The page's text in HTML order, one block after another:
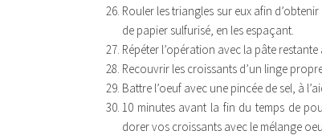
Rouler les triangles sur eux afin
de papier sulfurisé, en les espaçant.
Répéter l’opération avec la pâte
Recouvrir les croissants d’un linge
Battre l’oeuf avec une pincée de sel, à
10 minutes avant la fin du temps de
dorer vos croissants avec le mélange